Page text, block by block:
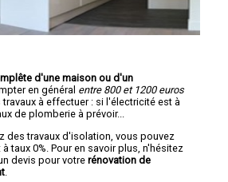
d'une maison ou d'un
en général entre 800 et 1200 euros
à effectuer : si l'électricité est à
de plomberie à prévoir...
des travaux d'isolation, vous pouvez
taux 0%. Pour en savoir plus, n'hésitez
devis pour votre rénovation de